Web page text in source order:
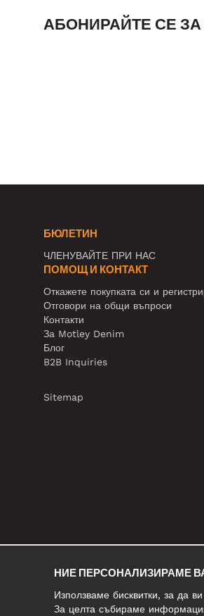
АБОНИРАЙТЕ СЕ
БЮЛЕТИН
ЧЛЕНУВАЙТЕ ПРИ НАС
ПОМОЩ И КОНТАКТ
Откажете покупката си и
Отговори на общи въпроси
Контакти
За Motley Denim
Блог
B2B Inquiries
Sitemap
НИЕ ПЕРСОНАЛИЗИРАМЕ
Използваме бисквитки, за да
За целта събираме